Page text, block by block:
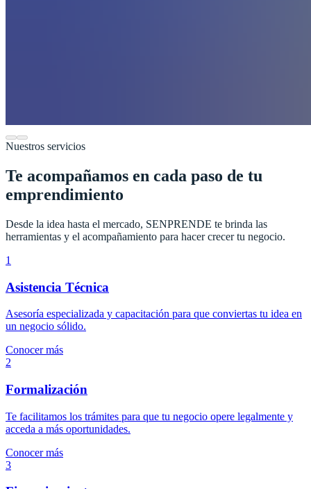
Nuestros servicios
Te acompañamos en cada paso de tu
emprendimiento
Desde la idea hasta el mercado, SENPRENDE te brinda las
herramientas y el acompañamiento para hacer crecer tu negocio.
1
Asistencia Técnica
Asesoría especializada y capacitación para que conviertas tu idea en
un negocio sólido.
Conocer más
2
Formalización
Te facilitamos los trámites para que tu negocio opere legalmente y
acceda a más oportunidades.
Conocer más
3